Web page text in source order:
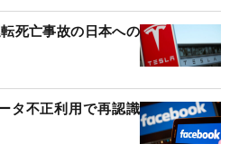
死亡事故の日本への
タ不正利用で再認識